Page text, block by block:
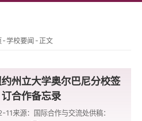
-学校要闻 -正文
州立大学奥尔巴尼分校签
订合作备忘录
11来源：国际合作与交流处供稿：